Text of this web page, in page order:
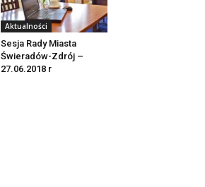
Aktualności
Sesja Rady Miasta
Świeradów-Zdrój –
27.06.2018 r